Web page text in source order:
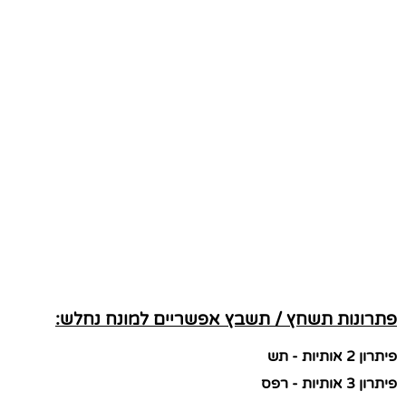
פתרונות תשחץ / תשבץ אפשריים למונח נחלש:
פיתרון 2 אותיות - תש
פיתרון 3 אותיות - רפס